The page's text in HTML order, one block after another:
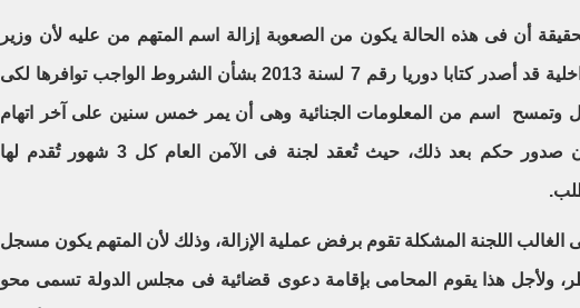
أن فى هذه الحالة يكون من الصعوبة إزالة اسم المتهم من عليه لأن وزير
الداخلية قد أصدر كتابا دوريا رقم 7 لسنة 2013 بشأن الشروط الواجب توافرها لكى
وتمسح اسم من المعلومات الجنائية وهى أن يمر خمس سنين على آخر اتهام
دون صدور حكم بعد ذلك، حيث تُعقد لجنة فى الآمن العام كل 3 شهور تُقدم لها
الغالب اللجنة المشكلة تقوم برفض عملية الإزالة، وذلك لأن المتهم يكون مسجل
ولأجل هذا يقوم المحامى بإقامة دعوى قضائية فى مجلس الدولة تسمى محو